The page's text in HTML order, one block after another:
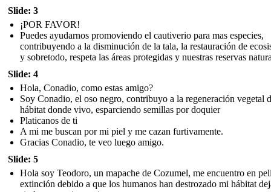
Slide: 3
¡POR FAVOR!
Puedes ayudarnos promoviendo el cautiverio para mas especies,
contribuyendo a la disminución de la tala, la restauración de
y sobretodo, respeta las áreas protegidas y nuestras reservas
Slide: 4
Hola, Conadio, como estas amigo?
Soy Conadio, el oso negro, contribuyo a la regeneración vegetal
hábitat donde vivo, esparciendo semillas por doquier
Platicanos de ti
A mi me buscan por mi piel y me cazan furtivamente.
Gracias Conadio, te veo luego amigo.
Slide: 5
Hola soy Teodoro, un mapache de Cozumel, me encuentro en
extinción debido a que los humanos han destrozado mi hábitat